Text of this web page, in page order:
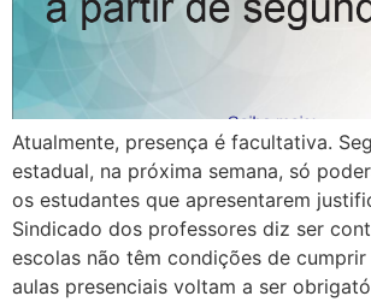
Atualmente, presença é facultativa.
estadual, na próxima semana, só
os estudantes que apresentarem
Sindicado dos professores diz ser
escolas não têm condições de
aulas presenciais voltam a ser